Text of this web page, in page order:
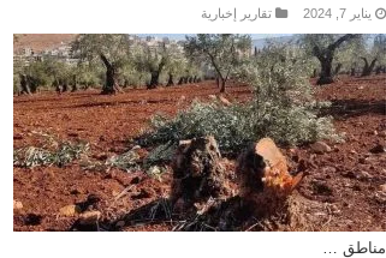
يناير 7, 2024 تقارير إخبارية
مناطق …